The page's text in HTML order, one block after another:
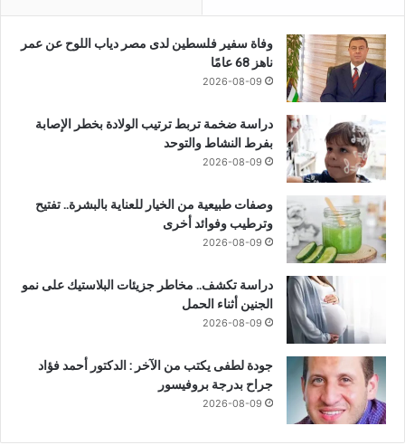
وفاة سفير فلسطين لدى مصر دياب اللوح عن عمر
ناهز 68 عامًا
2026-08-09
دراسة ضخمة تربط ترتيب الولادة بخطر الإصابة
بفرط النشاط والتوحد
2026-08-09
وصفات طبيعية من الخيار للعناية بالبشرة.. تفتيح
وترطيب وفوائد أخرى
2026-08-09
دراسة تكشف.. مخاطر جزيئات البلاستيك على نمو
الجنين أثناء الحمل
2026-08-09
جودة لطفى يكتب من الآخر : الدكتور أحمد فؤاد
جراح بدرجة بروفيسور
2026-08-09